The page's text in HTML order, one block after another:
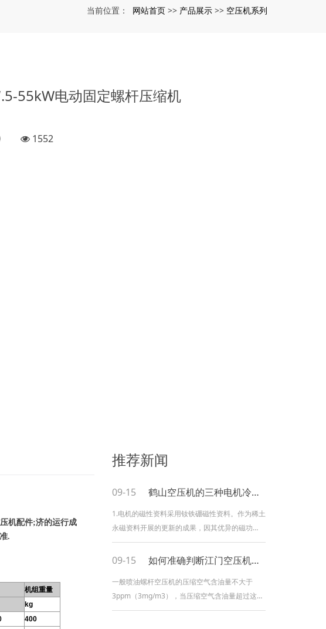
当前位置： 网站首页 >> 产品展示 >> 空压机系列
55kW电动固定螺杆压缩机
1552
机配件;济的运行成
.
机组重量
kg
400
推荐新闻
09-15 鹤山空压机的三种电机冷却方式
1.电机的磁性资料采用钕铁硼磁性资料。作为稀土
永磁资料开展的更新的成果，因其优异的磁功
能。其成分要包括:稀土金属钕29%-32.5%，金属
元素铁63.95%-68.65%，非金属元素硼
级分为IP23和IP54。因为温度关系，IP23只能设
计为开放式电机。空气压缩机的许多使用较差，
因
09-15 如何准确判断江门空压机是否耗油量过高
一般喷油螺杆空压机的压缩空气含油量不大于
3ppm（3mg/m3），当压缩空气含油量超过这个
标准时咱们通常称之为耗油高（俗称跑油、飞